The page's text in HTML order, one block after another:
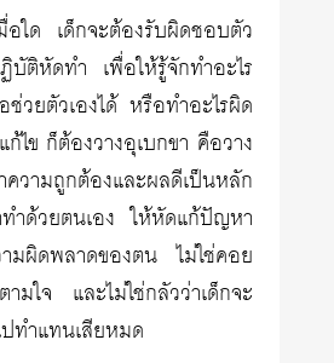
ใด เด็กจะต้องรับผิดชอบตัว
ติหัดทำ เพื่อให้รู้จักทำอะไร
วยตัวเองได้ หรือทำอะไรผิด
ไข ก็ต้องวางอุเบกขา คือวาง
วามถูกต้องและผลดีเป็นหลัก
ทำด้วยตนเอง ให้หัดแก้ปัญหา
ามผิดพลาดของตน ไม่ใช่คอย
มใจ และไม่ใช่กลัวว่าเด็กจะ
ทำแทนเสียหมด